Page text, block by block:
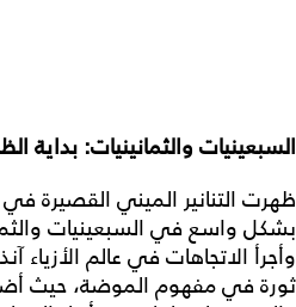
السبعينيات والثمانينيات: بداية
ظهرت التنانير الميني القصيرة
بشكل واسع في السبعينيات
وأجرأ الاتجاهات في عالم الأزياء
ثورة في مفهوم الموضة، حيث